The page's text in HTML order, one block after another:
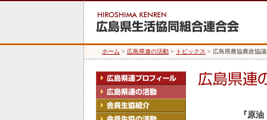
ホーム > 広島県連の活動 > トピックス > 広島県農協農政協
『原